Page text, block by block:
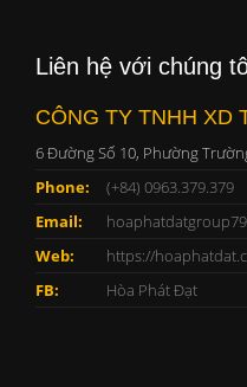
Liên hệ với chúng
CÔNG TY TNHH XD
6 Đường Số 10, Phường
Phone:
(+84) 0963.379.379
Email:
Web:
https://
FB:
Hòa Phát Đạt